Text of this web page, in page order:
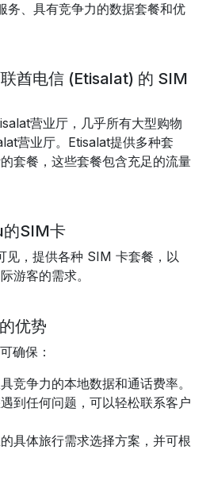
务、具有竞争力的数据套餐和优
酋电信 (Etisalat) 的 SIM
营业厅，几乎所有大型购物
营业厅。Etisalat提供多种套
套餐，这些套餐包含充足的流量
的SIM卡
见，提供各种 SIM 卡套餐，以
游客的需求。
优势
确保：
竞争力的本地数据和通话费率。
到任何问题，可以轻松联系客户
的具体旅行需求选择方案，并可根